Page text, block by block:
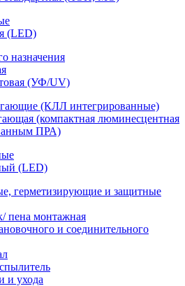
(LED)
назначения
(УФ/UV)
(КЛЛ интегрированные)
(компактная люминесцентная
ПРА)
(LED)
герметизирующие и защитные
пена монтажная
и соединительного
и ухода